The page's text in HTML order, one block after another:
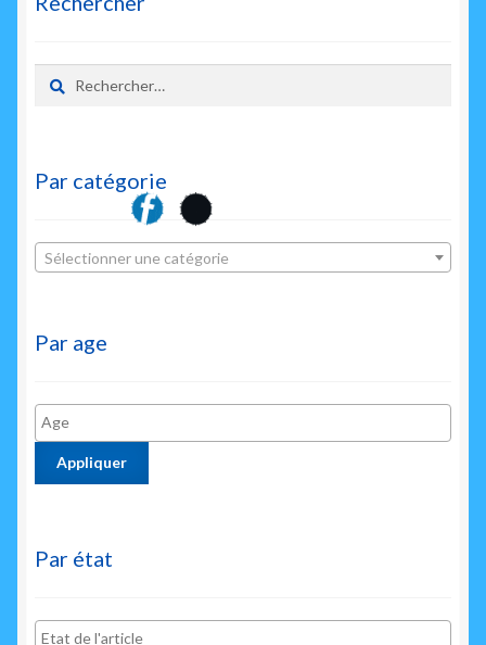
Rechercher :
Par catégorie
Sélectionner une catégorie
Par age
Appliquer
Par état